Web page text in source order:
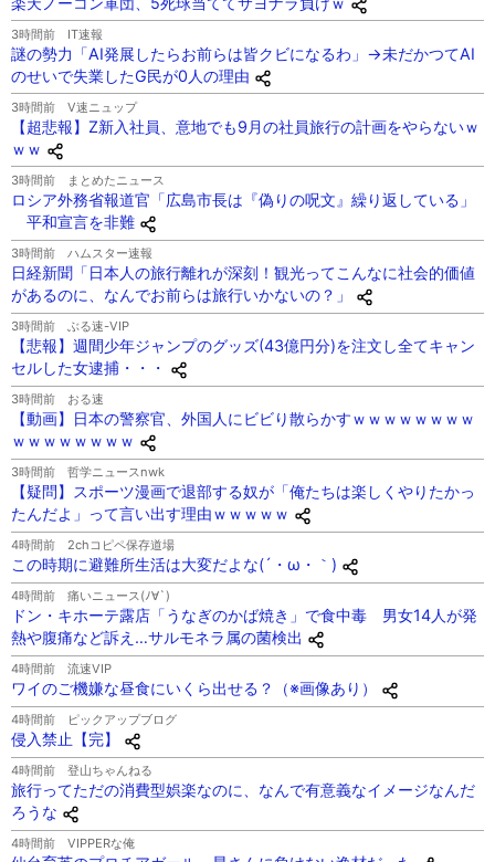
3時間前 IT速報
謎の勢力「AI発展したらお前らは皆クビになるわ」→未だかつてAI
のせいで失業したG民が0人の理由
3時間前 V速ニュップ
【超悲報】Z新入社員、意地でも9月の社員旅行の計画をやらないｗ
ｗｗ
3時間前 まとめたニュース
ロシア外務省報道官「広島市長は『偽りの呪文』繰り返している」
平和宣言を非難
3時間前 ハムスター速報
日経新聞「日本人の旅行離れが深刻！観光ってこんなに社会的価値
があるのに、なんでお前らは旅行いかないの？」
3時間前 ぶる速-VIP
【悲報】週間少年ジャンプのグッズ(43億円分)を注文し全てキャン
セルした女逮捕・・・
3時間前 おる速
【動画】日本の警察官、外国人にビビり散らかすｗｗｗｗｗｗｗｗ
ｗｗｗｗｗｗｗｗ
3時間前 哲学ニュースnwk
【疑問】スポーツ漫画で退部する奴が「俺たちは楽しくやりたかっ
たんだよ」って言い出す理由ｗｗｗｗｗ
4時間前 2chコピペ保存道場
この時期に避難所生活は大変だよな(´・ω・｀)
4時間前 痛いニュース(ﾉ∀`)
ドン・キホーテ露店「うなぎのかば焼き」で食中毒 男女14人が発
熱や腹痛など訴え…サルモネラ属の菌検出
4時間前 流速VIP
ワイのご機嫌な昼食にいくら出せる？（※画像あり）
4時間前 ピックアップブログ
侵入禁止【完】
4時間前 登山ちゃんねる
旅行ってただの消費型娯楽なのに、なんで有意義なイメージなんだ
ろうな
4時間前 VIPPERな俺